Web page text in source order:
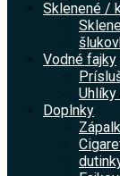
Sklenené /
Vodné fajky
Doplnky